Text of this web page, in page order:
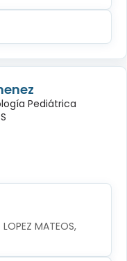
Pediátrica